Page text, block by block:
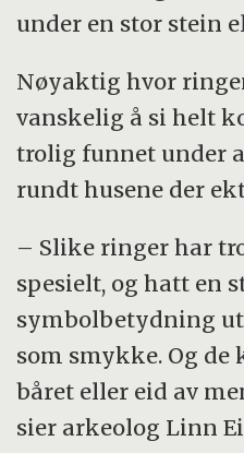
under en stor stein
Nøyaktig hvor
vanskelig å si helt
trolig funnet under
rundt husene der
– Slike ringer har
spesielt, og hatt en
symbolbetydning
som smykke. Og
båret eller eid av
sier arkeolog Linn